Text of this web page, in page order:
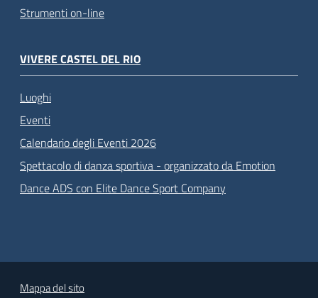
Strumenti on-line
VIVERE CASTEL DEL RIO
Luoghi
Eventi
Calendario degli Eventi 2026
Spettacolo di danza sportiva - organizzato da Emotion
Dance ADS con Elite Dance Sport Company
Mappa del sito